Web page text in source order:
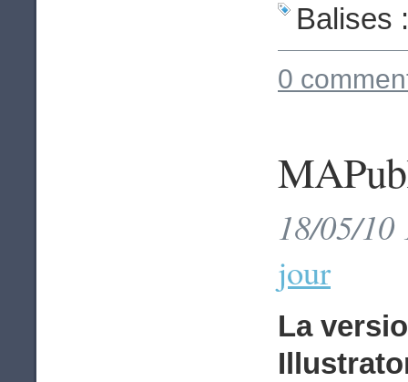
Balises
0
18/05/
jour
La